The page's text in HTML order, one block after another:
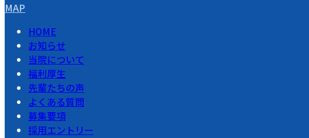
MAP
HOME
お知らせ
当院について
福利厚生
先輩たちの声
よくある質問
募集要項
採用エントリー